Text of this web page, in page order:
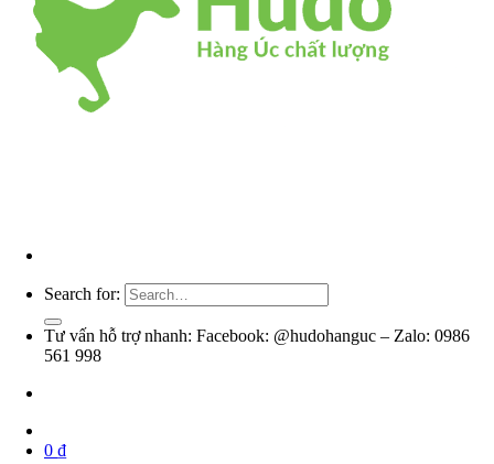
Search for:
Tư vấn hỗ trợ nhanh: Facebook: @hudohanguc – Zalo: 0986
561 998
0 ₫